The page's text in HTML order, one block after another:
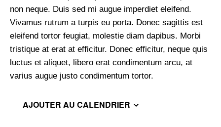
non neque. Duis sed mi augue imperdiet eleifend.
Vivamus rutrum a turpis eu porta. Donec sagittis est
eleifend tortor feugiat, molestie diam dapibus. Morbi
tristique at erat at efficitur. Donec efficitur, neque quis
luctus et aliquet, libero erat condimentum arcu, at
varius augue justo condimentum tortor.
AJOUTER AU CALENDRIER